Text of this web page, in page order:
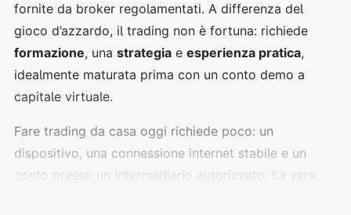
fornite da broker regolamentati. A differenza del
gioco d’azzardo, il trading non è fortuna: richiede
formazione, una strategia e esperienza pratica,
idealmente maturata prima con un conto demo a
capitale virtuale.
Fare trading da casa oggi richiede poco: un
dispositivo, una connessione internet stabile e un
conto presso un intermediario autorizzato. La vera